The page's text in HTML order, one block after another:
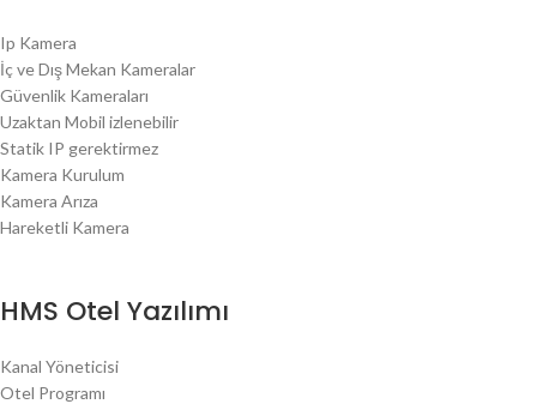
Ip Kamera
İç ve Dış Mekan Kameralar
Güvenlik Kameraları
Uzaktan Mobil izlenebilir
Statik IP gerektirmez
Kamera Kurulum
Kamera Arıza
Hareketli Kamera
HMS Otel Yazılımı
Kanal Yöneticisi
Otel Programı